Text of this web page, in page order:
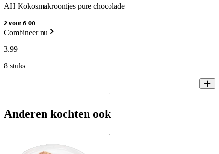
AH Kokosmakroontjes pure chocolade
2 voor 6.00
Combineer nu
3.99
8 stuks
Anderen kochten ook